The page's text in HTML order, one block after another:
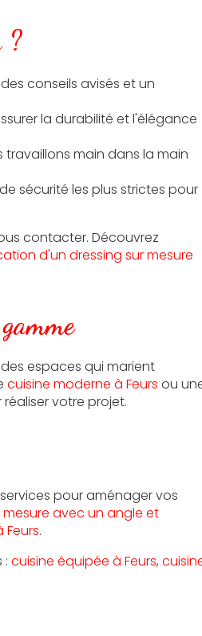
?
conseils avisés et un
la durabilité et l'élégance
travaillons main dans la main
sécurité les plus strictes pour
contacter. Découvrez
d'un dressing sur mesure
espaces qui marient
cuisine moderne à Feurs ou
votre projet.
pour aménager vos
mesure avec un angle et
.
: cuisine équipée à Feurs,